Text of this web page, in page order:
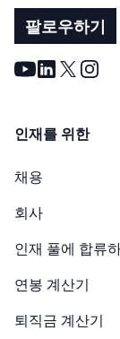
팔로우하기
Youtube
LinkedIn
X
인재를 위한
채용
회사
인재 풀에 합류
연봉 계산기
퇴직금 계산기